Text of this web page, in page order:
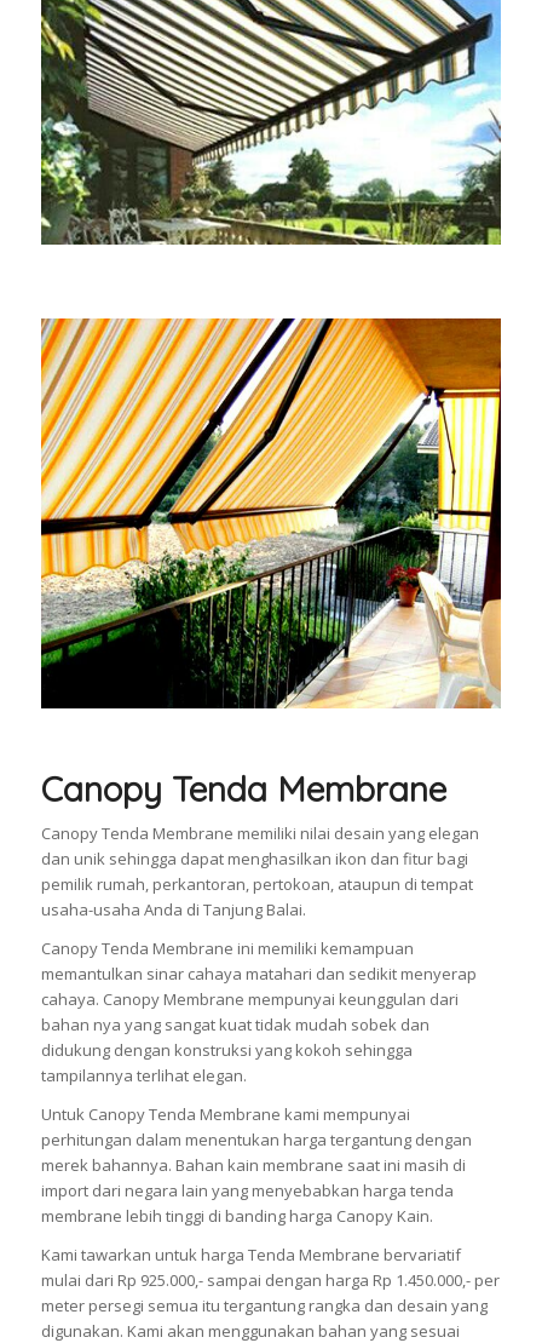
Canopy Tenda Membrane
Canopy Tenda Membrane memiliki nilai desain yang elegan
dan unik sehingga dapat menghasilkan ikon dan fitur bagi
pemilik rumah, perkantoran, pertokoan, ataupun di tempat
usaha-usaha Anda di Tanjung Balai.
Canopy Tenda Membrane ini memiliki kemampuan
memantulkan sinar cahaya matahari dan sedikit menyerap
cahaya. Canopy Membrane mempunyai keunggulan dari
bahan nya yang sangat kuat tidak mudah sobek dan
didukung dengan konstruksi yang kokoh sehingga
tampilannya terlihat elegan.
Untuk Canopy Tenda Membrane kami mempunyai
perhitungan dalam menentukan harga tergantung dengan
merek bahannya. Bahan kain membrane saat ini masih di
import dari negara lain yang menyebabkan harga tenda
membrane lebih tinggi di banding harga Canopy Kain.
Kami tawarkan untuk harga Tenda Membrane bervariatif
mulai dari Rp 925.000,- sampai dengan harga Rp 1.450.000,- per
meter persegi semua itu tergantung rangka dan desain yang
digunakan. Kami akan menggunakan bahan yang sesuai